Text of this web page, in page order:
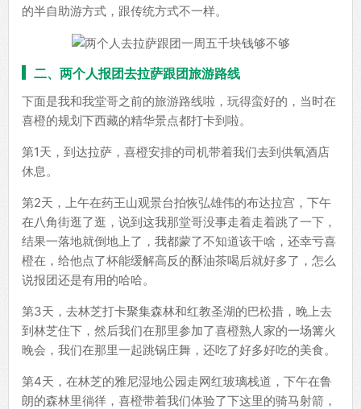
的半自助游方式，跟传统方式不一样。
二、两个人报团去拉萨跟团旅游路线
下面是我和我堂哥之前的旅游路线啦，玩得蛮好的，当时在
喜橙的规划下西藏的精华景点都打卡到啦。
第1天，到达拉萨，喜橙安排的司机带着我们去到供氧酒店
休息。
第2天，上午在药王山观景台拍恢弘雄伟的布达拉宫，下午
在八角街逛了逛，说到这我那堂哥没事走着走着跳了一下，
结果一落地就倒地上了，我都蒙了不知道该干啥，还幸亏喜
橙在，给他点了杯能缓解高反的酥油茶喝后就好多了，怎么
说报团还是有用的哈哈。
第3天，去林芝打卡聚集森林和红教圣湖的巴松措，晚上去
到林芝住下，然后我们在那里参加了喜橙熟人家的一场篝火
晚会，我们在那里一起跳锅庄舞，还吃了好多好吃的美食。
第4天，在林芝的雅尼湿地公园走网红玻璃栈道，下午在鲁
朗的森林里徜徉，喜橙带着我们体验了下这里的骑马射箭，